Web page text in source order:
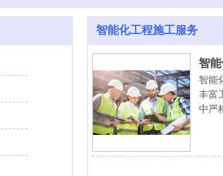
智能化工程施工服务
智
智能
丰富
中严